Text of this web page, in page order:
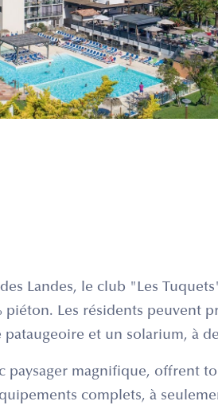
Landes, le club "Les
piéton. Les résidents peuvent
et un solarium, à
paysager magnifique, offrent
complets, à